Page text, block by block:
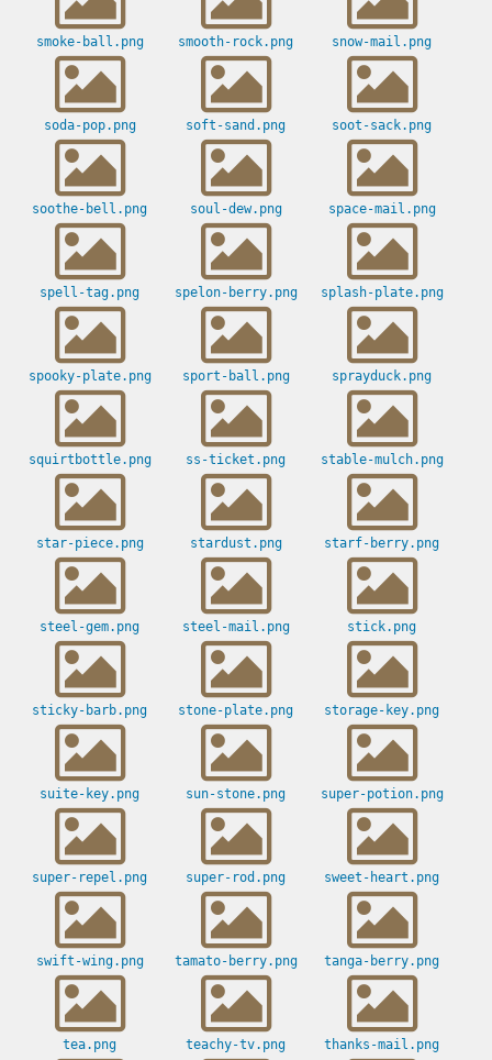
smoke-ball.png smooth-rock.png snow-mail.png
soda-pop.png soft-sand.png soot-sack.png
soothe-bell.png soul-dew.png space-mail.png
spell-tag.png spelon-berry.png splash-plate.png
spooky-plate.png sport-ball.png sprayduck.png
squirtbottle.png ss-ticket.png stable-mulch.png
star-piece.png stardust.png starf-berry.png
steel-gem.png steel-mail.png stick.png
sticky-barb.png stone-plate.png storage-key.png
suite-key.png sun-stone.png super-potion.png
super-repel.png super-rod.png sweet-heart.png
swift-wing.png tamato-berry.png tanga-berry.png
tea.png teachy-tv.png thanks-mail.png